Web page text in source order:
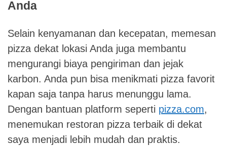
Anda
Selain kenyamanan dan kecepatan, memesan
pizza dekat lokasi Anda juga membantu
mengurangi biaya pengiriman dan jejak
karbon. Anda pun bisa menikmati pizza favorit
kapan saja tanpa harus menunggu lama.
Dengan bantuan platform seperti pizza.com,
menemukan restoran pizza terbaik di dekat
saya menjadi lebih mudah dan praktis.